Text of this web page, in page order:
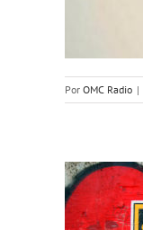
Por OMC Radio |